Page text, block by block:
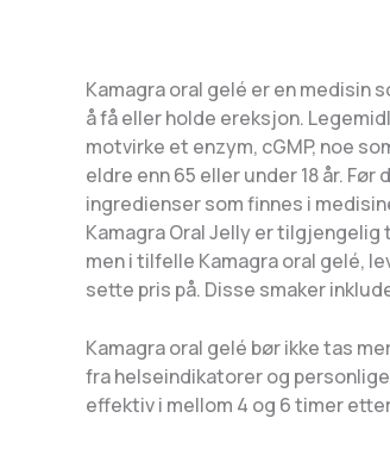
Kamagra oral gelé er en medisin
å få eller holde ereksjon.
motvirke et enzym, cGMP, noe
eldre enn 65 eller under 18 år.
ingredienser som finnes i
Kamagra Oral Jelly er
men i tilfelle Kamagra oral gelé,
sette pris på. Disse smaker
Kamagra oral gelé bør ikke tas
fra helseindikatorer og
effektiv i mellom 4 og 6 timer